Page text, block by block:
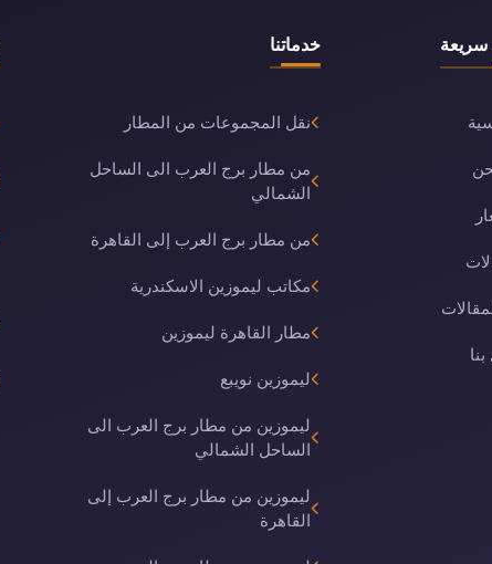
سريعة خدماتنا
نقل المجموعات من المطار
من مطار برج العرب الى الساحل
الشمالي
من مطار برج العرب إلى القاهرة
مكاتب ليموزين الاسكندرية
مطار القاهرة ليموزين
ليموزين نويبع
ليموزين من مطار برج العرب الى
الساحل الشمالي
ليموزين من مطار برج العرب إلى
القاهرة